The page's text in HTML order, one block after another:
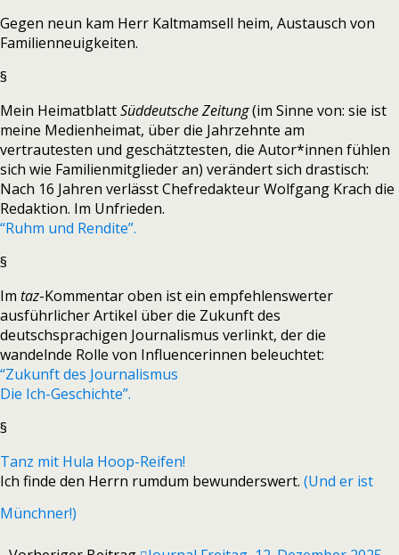
Gegen neun kam Herr Kaltmamsell heim, Austausch von
Familienneuigkeiten.
§
Mein HeimatblattSüddeutsche Zeitung(im Sinne von: sie ist
meine Medienheimat, über die Jahrzehnte am
vertrautesten und geschätztesten, die Autor*innen fühlen
sich wie Familienmitglieder an) verändert sich drastisch:
Nach 16 Jahren verlässt Chefredakteur Wolfgang Krach die
Redaktion. Im Unfrieden.
“Ruhm und Rendite”.
§
Im taz-Kommentar oben ist ein empfehlenswerter
ausführlicher Artikel über die Zukunft des
deutschsprachigen Journalismus verlinkt, der die
wandelnde Rolle von Influencerinnen beleuchtet:
“Zukunft des Journalismus
Die Ich-Geschichte”.
§
Tanz mit Hula Hoop-Reifen!
Ich finde den Herrn rumdum bewunderswert. (Und er ist
Münchner!)